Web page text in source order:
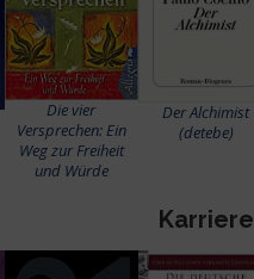
Die vier
Versprechen: Ein
Weg zur Freiheit
und Würde
Der Alchimist
(detebe)
Karriere